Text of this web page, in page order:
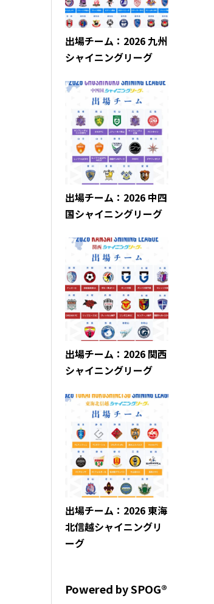
出場チーム：2026 九州
シャイニングリーグ
出場チーム：2026 中四
国シャイニングリーグ
出場チーム：2026 関西
シャイニングリーグ
出場チーム：2026 東海
北信越シャイニングリ
ーグ
Powered by SPOG®